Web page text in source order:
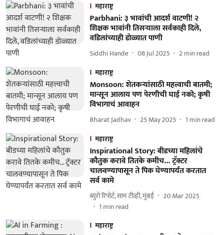
महाराष्ट्र
Parbhani: ३ भावांची आदर्श वाटणी! २
शिक्षक भावांनी तिसर्‍याला सर्वकाही दिले,
वडिलांच्याही डोळ्यात पाणी
Siddhi Hande 08 Jul 2025 2min read
महाराष्ट्र
Monsoon: शेतकऱ्यांसाठी महत्त्वाची बातमी;
मान्सून आलाय पण पेरणीची घाई नको; कृषी
विभागाचं आवाहन
Bharat Jadhav 25 May 2025 1 min read
महाराष्ट्र
Inspirational Story: बीडच्या महिलांचे
कौतुक करावे तितके कमीच... ट्रॅक्टर
चालवण्यापासून ते पिक घेण्यापर्यंत करतात
सर्व कामे
ब्युरो रिपोर्ट, साम टीव्ही, मुंबई
20 Mar 2025
1 min read
महाराष्ट्र